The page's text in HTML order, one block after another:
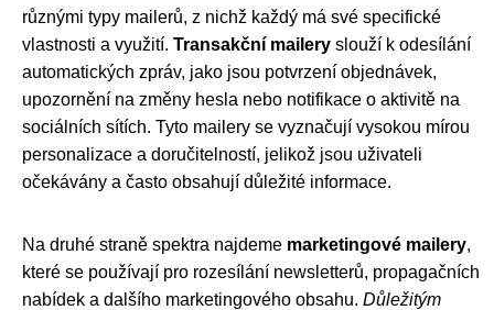
různými typy mailerů, z nichž každý má své specifické
vlastnosti a využití. Transakční mailery slouží k odesílání
automatických zpráv, jako jsou potvrzení objednávek,
upozornění na změny hesla nebo notifikace o aktivitě na
sociálních sítích. Tyto mailery se vyznačují vysokou mírou
personalizace a doručitelností, jelikož jsou uživateli
očekávány a často obsahují důležité informace.
Na druhé straně spektra najdeme marketingové mailery,
které se používají pro rozesílání newsletterů, propagačních
nabídek a dalšího marketingového obsahu. Důležitým